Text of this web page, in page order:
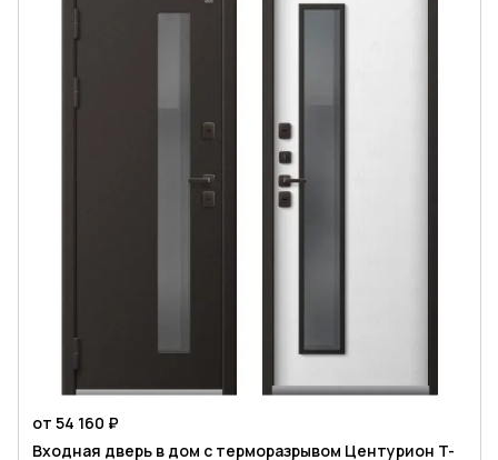
от 54 160 ₽
Входная дверь в дом с терморазрывом Центурион T-